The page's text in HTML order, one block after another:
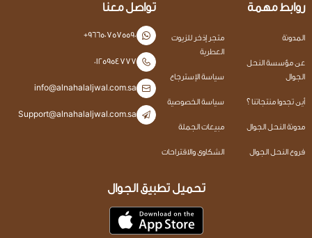
روابط مهمة
المدونة
عن مؤسسة النحل
الجوال
أين تجدوا منتجاتنا ؟
مدونة النحل الجوال
فروع النحل الجوال
متجر إذخر للزيوت
العطرية
سياسة الإسترجاع
سياسة الخصوصية
مبيعات الجملة
الشكاوى والاقتراحات
تواصل معنا
+966507575590
0125954777
info@alnahalaljwal.com.sa
Support@alnahalaljwal.com.sa
تحميل تطبيق الجوال